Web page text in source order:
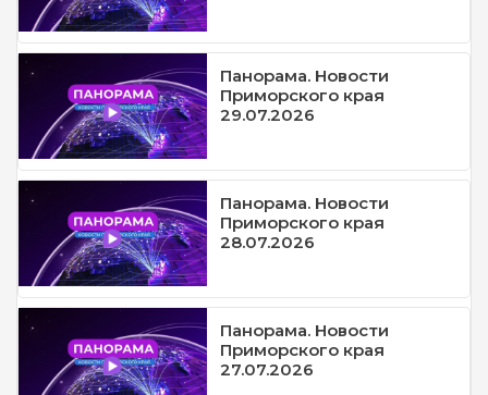
Панорама. Новости
Приморского края
29.07.2026
Панорама. Новости
Приморского края
28.07.2026
Панорама. Новости
Приморского края
27.07.2026